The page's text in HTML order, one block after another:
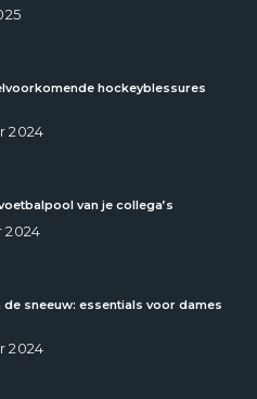
hockeyblessures
2024
van je collega’s
2024
de sneeuw: essentials voor dames
2024